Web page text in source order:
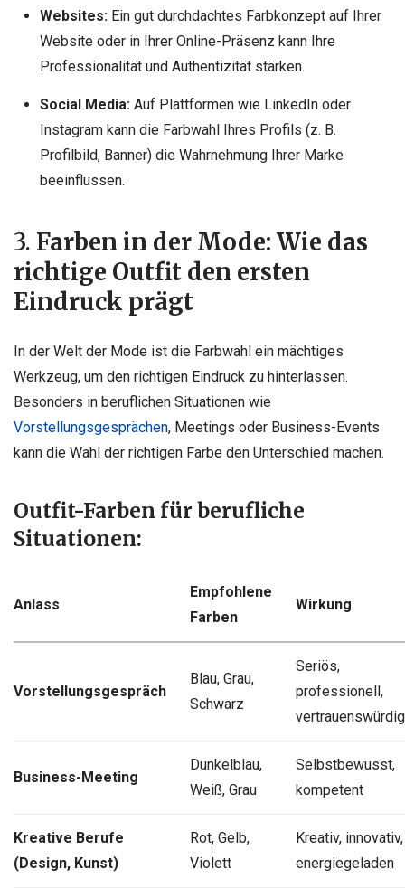
Websites:Ein gut durchdachtes Farbkonzept auf Ihrer
Website oder in Ihrer Online-Präsenz kann Ihre
Professionalität und Authentizität stärken.
Social Media:Auf Plattformen wie LinkedIn oder
Instagram kann die Farbwahl Ihres Profils (z. B.
Profilbild, Banner) die Wahrnehmung Ihrer Marke
beeinflussen.
3. Farben in der Mode: Wie das
richtige Outfit den ersten
Eindruck prägt
In der Welt der Mode ist die Farbwahl ein mächtiges
Werkzeug, um den richtigen Eindruck zu hinterlassen.
Besonders in beruflichen Situationen wie
Vorstellungsgesprächen, Meetings oder Business-Events
kann die Wahl der richtigen Farbe den Unterschied machen.
Outfit-Farben für berufliche
Situationen:
Anlass
Empfohlene
Farben
Wirkung
Vorstellungsgespräch
Blau, Grau,
Schwarz
Seriös,
professionell,
vertrauenswürdig
Business-Meeting
Dunkelblau,
Weiß, Grau
Selbstbewusst,
kompetent
Kreative Berufe
(Design, Kunst)
Rot, Gelb,
Violett
Kreativ, innovativ,
energiegeladen